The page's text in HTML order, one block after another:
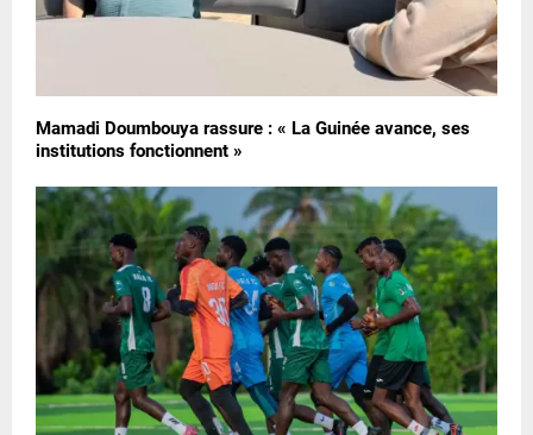
Mamadi Doumbouya rassure : « La Guinée avance, ses
institutions fonctionnent »